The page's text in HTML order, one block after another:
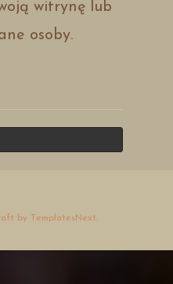
witrynę lub
osoby.
by TemplatesNext.